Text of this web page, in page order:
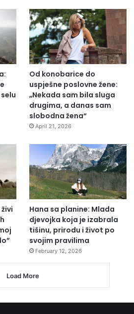
Od konobarice do
uspješne poslovne žene:
„Nekada sam bila sluga
drugima, a danas sam
slobodna žena“
April 21, 2026
Hana sa planine: Mlada
djevojka koja je izabrala
tišinu, prirodu i život po
svojim pravilima
February 12, 2026
Load More